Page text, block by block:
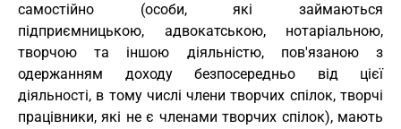
самостійно (особи, які займаються
підприємницькою, адвокатською, нотаріальною,
творчою та іншою діяльністю, пов'язаною з
одержанням доходу безпосередньо від цієї
діяльності, в тому числі члени творчих спілок, творчі
працівники, які не є членами творчих спілок), мають